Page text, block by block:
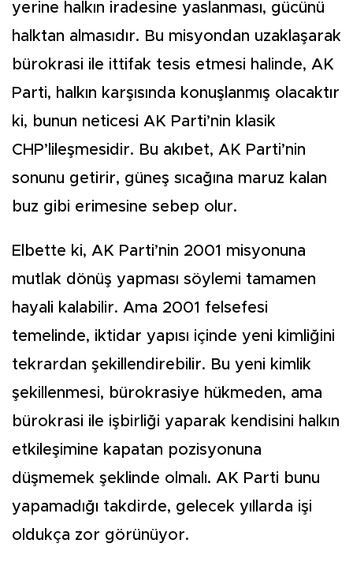
yerine halkın iradesine yaslanması, gücünü
halktan almasıdır. Bu misyondan uzaklaşarak
bürokrasi ile ittifak tesis etmesi halinde, AK
Parti, halkın karşısında konuşlanmış olacaktır
ki, bunun neticesi AK Parti’nin klasik
CHP’lileşmesidir. Bu akıbet, AK Parti’nin
sonunu getirir, güneş sıcağına maruz kalan
buz gibi erimesine sebep olur.
Elbette ki, AK Parti’nin 2001 misyonuna
mutlak dönüş yapması söylemi tamamen
hayali kalabilir. Ama 2001 felsefesi
temelinde, iktidar yapısı içinde yeni kimliğini
tekrardan şekillendirebilir. Bu yeni kimlik
şekillenmesi, bürokrasiye hükmeden, ama
bürokrasi ile işbirliği yaparak kendisini halkın
etkileşimine kapatan pozisyonuna
düşmemek şeklinde olmalı. AK Parti bunu
yapamadığı takdirde, gelecek yıllarda işi
oldukça zor görünüyor.